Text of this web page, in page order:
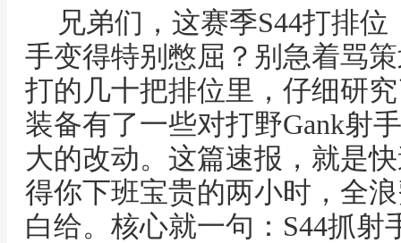
兄弟们，这赛季S44打排
手变得特别憋屈？别急着骂
打的几十把排位里，仔细研
装备有了一些对打野Gank射
大的改动。这篇速报，就是
得你下班宝贵的两小时，全
白给。核心就一句：S44抓